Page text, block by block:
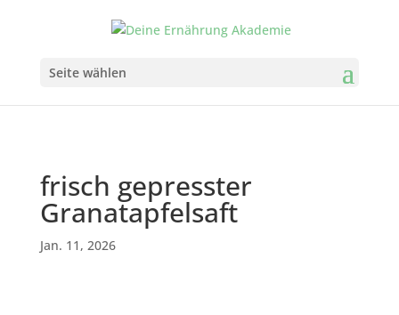
Seite wählen
frisch gepresster
Granatapfelsaft
Jan. 11, 2026